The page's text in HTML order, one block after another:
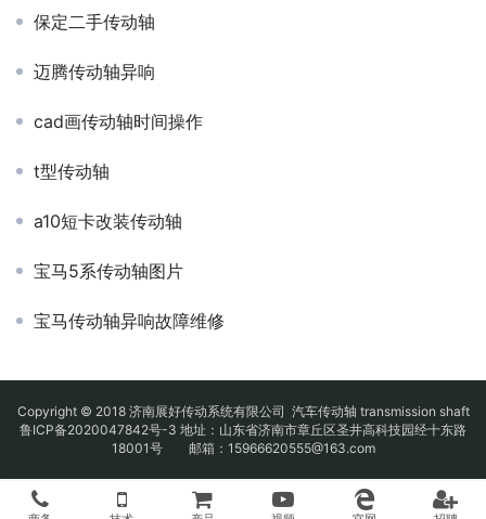
保定二手传动轴
迈腾传动轴异响
cad画传动轴时间操作
t型传动轴
a10短卡改装传动轴
宝马5系传动轴图片
宝马传动轴异响故障维修
Copyright © 2018 济南展好传动系统有限公司 汽车传动轴 transmission shaft
鲁ICP备2020047842号-3 地址：山东省济南市章丘区圣井高科技园经十东路
18001号 邮箱：15966620555@163.com